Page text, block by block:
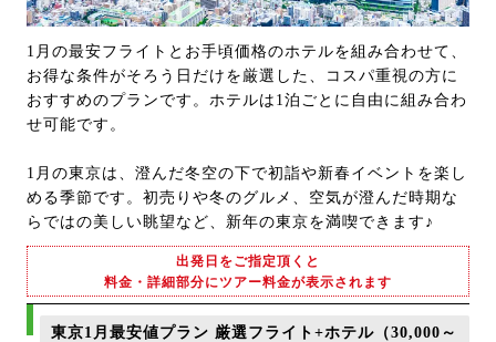
1月の最安フライトとお手頃価格のホテルを組み合わせて、
お得な条件がそろう日だけを厳選した、コスパ重視の方に
おすすめのプランです。ホテルは1泊ごとに自由に組み合わ
せ可能です。
1月の東京は、澄んだ冬空の下で初詣や新春イベントを楽し
める季節です。初売りや冬のグルメ、空気が澄んだ時期な
らではの美しい眺望など、新年の東京を満喫できます♪
出発日をご指定頂くと
料金・詳細部分にツアー料金が表示されます
東京1月最安値プラン 厳選フライト+ホテル（30,000～